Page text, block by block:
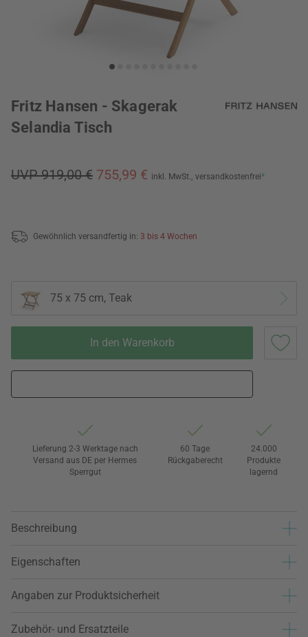
Fritz Hansen - Skagerak
Selandia Tisch
UVP 919,00 € 755,99 € inkl. MwSt., versandkostenfrei*
Gewöhnlich versandfertig in: 3 bis 4 Wochen
75 x 75 cm, Teak
In den Warenkorb
Lieferung 2-3 Werktage nach
Versand aus DE per Hermes
Sperrgut
60 Tage
Rückgaberecht
24.000
Produkte
lagernd
Beschreibung
Eigenschaften
Angaben zur Produktsicherheit
Zubehör- und Ersatzteile